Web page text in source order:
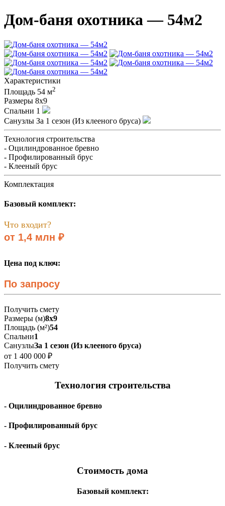
Дом-баня охотника — 54м2
Характеристики
Площадь 54 м2
Размеры 8х9
Спальни 1
Санузлы За 1 сезон (Из клееного бруса)
Технология строительства
- Оцилиндрованное бревно
- Профилированный брус
- Клееный брус
Комплектация
Базовый комплект:
Что входит?
от 1,4 млн ₽
Цена под ключ:
По запросу
Получить смету
Размеры (м)8х9
Площадь (м²)54
Спальни1
СанузлыЗа 1 сезон (Из клееного бруса)
от 1 400 000 ₽
Получить смету
Технология строительства
- Оцилиндрованное бревно
- Профилированный брус
- Клееный брус
Стоимость дома
Базовый комплект: